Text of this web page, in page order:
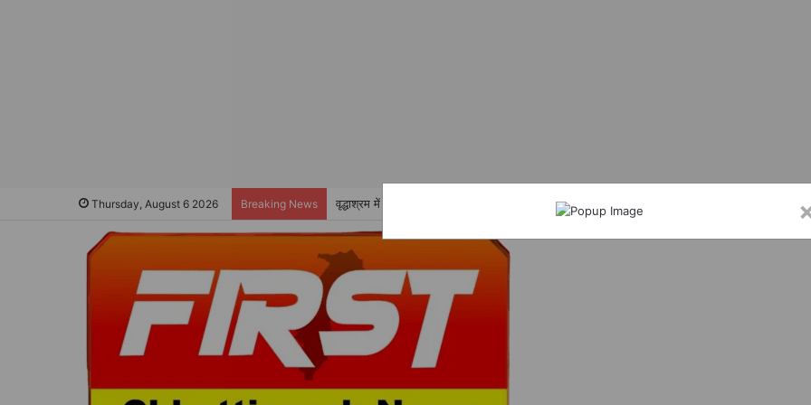
Thursday, August 6 2026 Breaking News वृद्धाश्रम में सेवा कार्य कर मनाया जन्मदिन, बुजुर्गों के बीच बांटी खुशियां